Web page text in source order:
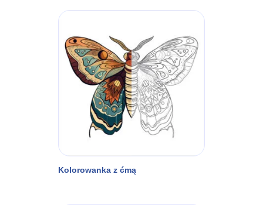
Kolorowanka z ćmą